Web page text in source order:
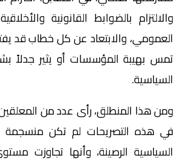
والالتزام بالضوابط القانونية
العمومي، والابتعاد عن كل خطاب قد
تمس بهيبة المؤسسات أو يثير جدلاً
السياسية.
ومن هذا المنطلق، رأى عدد من
في هذه التصريحات لم تكن منسجمة
السياسية الرصينة، وأنها تجاوزت